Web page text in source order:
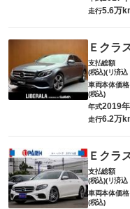
走行5.6万
Ｅクラ
支払総額
(税込)(リ済込
車両本体価格
(税込)
年式2019年
走行6.2万
Ｅクラ
支払総額
(税込)(リ済込
車両本体価格
(税込)